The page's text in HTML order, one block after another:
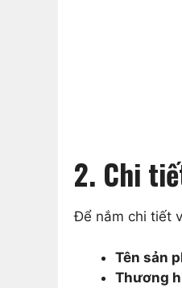
2. Chi
Để nắm chi tiết
Tên sản
Thương